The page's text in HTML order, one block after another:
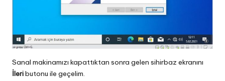
Sanal makinamızı kapattıktan sonra gelen sihirbaz ekranını
İleributonu ile geçelim.